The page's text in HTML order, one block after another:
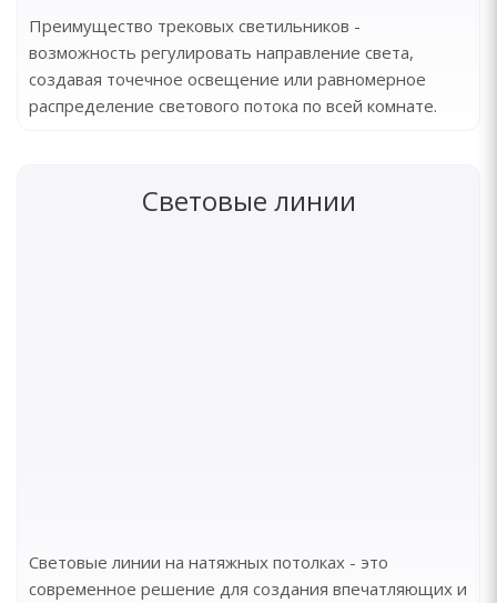
Преимущество трековых светильников -
возможность регулировать направление света,
создавая точечное освещение или равномерное
распределение светового потока по всей комнате.
Световые линии
Световые линии на натяжных потолках - это
современное решение для создания впечатляющих и